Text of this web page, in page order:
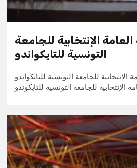
الإنتخابية للجامعة
التونسية للتايكواندو
الانتخابية للجامعة التونسية للتايكواندو
الإنتخابية للجامعة التونسية للتايكوندو